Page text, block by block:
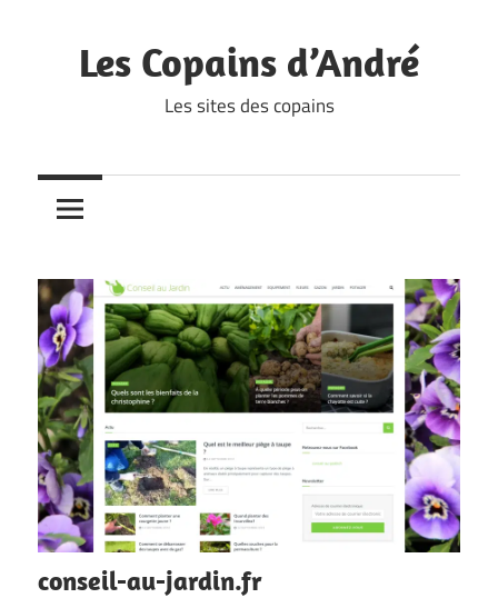
contentLes Copains d’André
Les sites des copains
conseil-au-jardin.fr